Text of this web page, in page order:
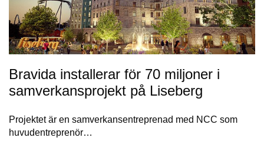
Bravida installerar för 70 miljoner i
samverkansprojekt på Liseberg
Projektet är en samverkansentreprenad med NCC som
huvudentreprenör…